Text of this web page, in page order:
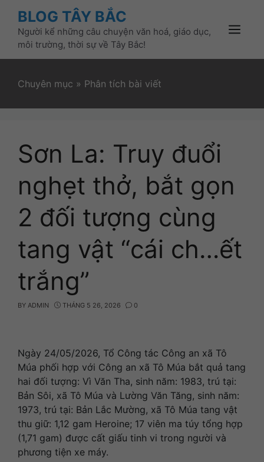
content
BLOG TÂY BẮC
Người kể những câu chuyện văn hoá, giáo dục,
môi trường, thời sự về Tây Bắc!
Menu
Chuyên mục » Phân tích bài viết
Sơn La: Truy đuổi
nghẹt thở, bắt gọn
2 đối tượng cùng
tang vật “cái ch…ết
trắng”
BY ADMIN THÁNG 5 26, 2026 0
Ngày 24/05/2026, Tổ Công tác Công an xã Tô
Múa phối hợp với Công an xã Tô Múa bắt quả tang
hai đối tượng: Vì Văn Tha, sinh năm: 1983, trú tại:
Bản Sôi, xã Tô Múa và Lường Văn Tăng, sinh năm:
1973, trú tại: Bản Lắc Mường, xã Tô Múa tang vật
thu giữ: 1,12 gam Heroine; 17 viên ma túy tổng hợp
(1,71 gam) được cất giấu tinh vi trong người và
phương tiện xe máy.